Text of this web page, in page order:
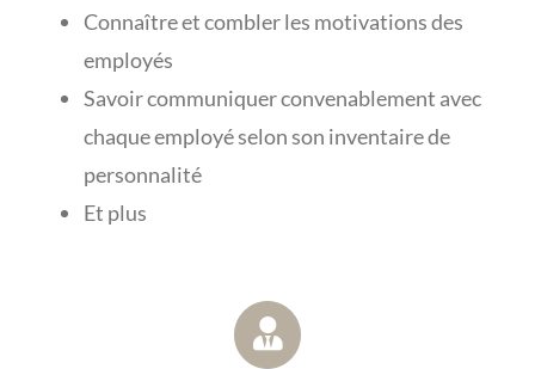
Connaître et combler les motivations des
employés
Savoir communiquer convenablement avec
chaque employé selon son inventaire de
personnalité
Et plus